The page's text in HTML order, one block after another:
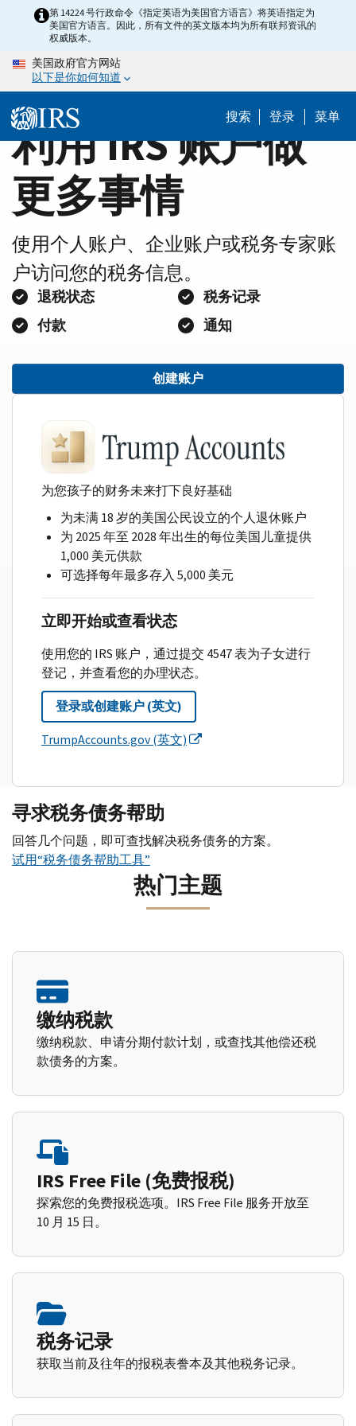
content
Home第 14224 号行政命令《指定英语为美国官方语言》将英语指定为
美国官方语言。因此，所有文件的英文版本均为所有联邦资讯的
权威版本。
美国政府官方网站
以下是你如何知道
搜索 登录 菜单
利用 IRS 账户做
更多事情
使用个人账户、企业账户或税务专家账
户访问您的税务信息。
退税状态
税务记录
付款
通知
创建账户
为您孩子的财务未来打下良好基础
为未满 18 岁的美国公民设立的个人退休账户
为 2025 年至 2028 年出生的每位美国儿童提供
1,000 美元供款
可选择每年最多存入 5,000 美元
立即开始或查看状态
使用您的 IRS 账户，通过提交 4547 表为子女进行
登记，并查看您的办理状态。
登录或创建账户 (英文)
TrumpAccounts.gov (英文)
寻求税务债务帮助
回答几个问题，即可查找解决税务债务的方案。
试用“税务债务帮助工具”
热门主题
缴纳税款
缴纳税款、申请分期付款计划，或查找其他偿还税
款债务的方案。
IRS Free File (免费报税)
探索您的免费报税选项。IRS Free File 服务开放至
10 月 15 日。
税务记录
获取当前及往年的报税表誊本及其他税务记录。